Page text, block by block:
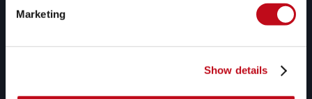
Marketing
Show details
Nuestros pentesters pueden ayudar a
a resolver sus dudas con respecto a